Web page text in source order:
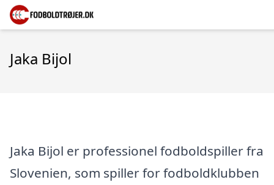
Jaka Bijol
Jaka Bijol er professionel fodboldspiller fra
Slovenien, som spiller for fodboldklubben